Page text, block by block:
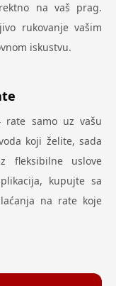
na vaš prag.
rukovanje vašim
iskustvu.
rate samo uz vašu
koji želite, sada
fleksibilne uslove
kupujte sa
na rate koje